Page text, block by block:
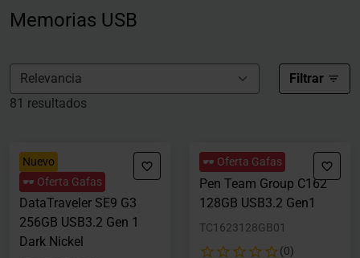
Memorias USB
Filtrar
81 resultados
Nuevo
🕶️ Oferta Gafas
Pen Kingston
DataTraveler SE9 G3
256GB USB3.2 Gen 1
Dark Nickel
🕶️ Oferta Gafas
Pen Team Group C162
128GB USB3.2 Gen1
TC1623128GB01
(0)